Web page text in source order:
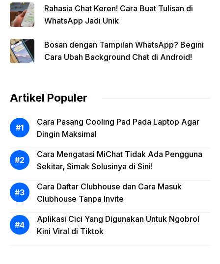
Rahasia Chat Keren! Cara Buat Tulisan di
WhatsApp Jadi Unik
Bosan dengan Tampilan WhatsApp? Begini
Cara Ubah Background Chat di Android!
Artikel Populer
Cara Pasang Cooling Pad Pada Laptop Agar
Dingin Maksimal
Cara Mengatasi MiChat Tidak Ada Pengguna
Sekitar, Simak Solusinya di Sini!
Cara Daftar Clubhouse dan Cara Masuk
Clubhouse Tanpa Invite
Aplikasi Cici Yang Digunakan Untuk Ngobrol
Kini Viral di Tiktok